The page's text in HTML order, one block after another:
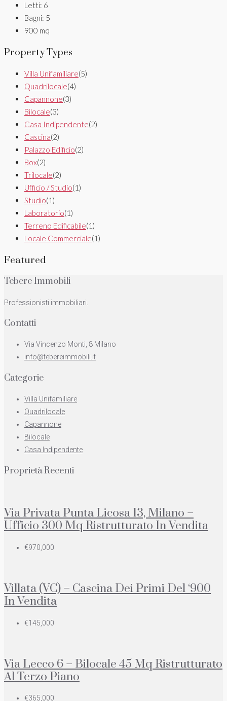
Letti: 6
Bagni: 5
900 mq
Property Types
Villa Unifamiliare(5)
Quadrilocale(4)
Capannone(3)
Bilocale(3)
Casa Indipendente(2)
Cascina(2)
Palazzo Edificio(2)
Box(2)
Trilocale(2)
Ufficio / Studio(1)
Studio(1)
Laboratorio(1)
Terreno Edificabile(1)
Locale Commerciale(1)
Featured
Tebere Immobili
Professionisti immobiliari.
Contatti
Via Vincenzo Monti, 8 Milano
info@tebereimmobili.it
Categorie
Villa Unifamiliare
Quadrilocale
Capannone
Bilocale
Casa Indipendente
Proprietà Recenti
Via Privata Punta Licosa 13, Milano –
Ufficio 300 Mq Ristrutturato In Vendita
€970,000
Villata (VC) – Cascina Dei Primi Del ‘900
In Vendita
€145,000
Via Lecco 6 – Bilocale 45 Mq Ristrutturato
Al Terzo Piano
€365,000